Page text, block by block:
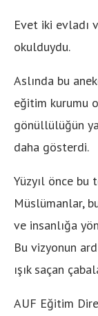
Evet iki evladı
okulduydu.
Aslında bu
eğitim kurumu
gönüllülüğün
daha gösterdi.
Yüzyıl önce bu
Müslümanlar,
ve insanlığa
Bu vizyonun
ışık saçan
AUF Eğitim